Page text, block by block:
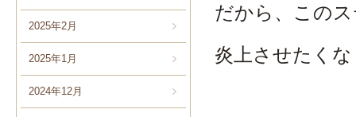
2025年2月
2025年1月
2024年12月
だから、この
炎上させたく